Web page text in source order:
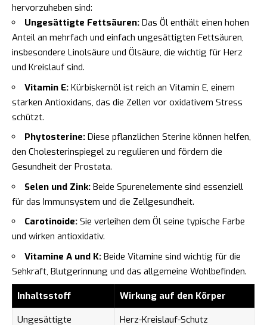
hervorzuheben sind:
Ungesättigte Fettsäuren: Das Öl enthält einen hohen
Anteil an mehrfach und einfach ungesättigten Fettsäuren,
insbesondere Linolsäure und Ölsäure, die wichtig für Herz
und Kreislauf sind.
Vitamin E: Kürbiskernöl ist reich an Vitamin E, einem
starken Antioxidans, das die Zellen vor oxidativem Stress
schützt.
Phytosterine: Diese pflanzlichen Sterine können helfen,
den Cholesterinspiegel zu regulieren und fördern die
Gesundheit der Prostata.
Selen und Zink: Beide Spurenelemente sind essenziell
für das Immunsystem und die Zellgesundheit.
Carotinoide: Sie verleihen dem Öl seine typische Farbe
und wirken antioxidativ.
Vitamine A und K: Beide Vitamine sind wichtig für die
Sehkraft, Blutgerinnung und das allgemeine Wohlbefinden.
Inhaltsstoff
Wirkung auf den Körper
Ungesättigte
Herz-Kreislauf-Schutz